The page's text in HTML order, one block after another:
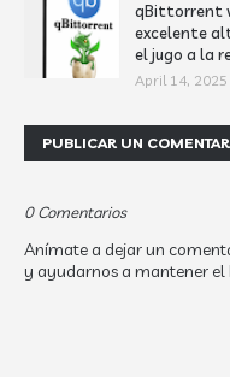
qBittorrent
excelente
el jugo a la
April 14, 2025
PUBLICAR UN
0 Comentarios
Anímate a dejar un
y ayudarnos a mantener